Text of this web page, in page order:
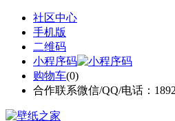
社区中心
手机版
二维码
小程序码
购物车(0)
合作联系微信/QQ/电话：